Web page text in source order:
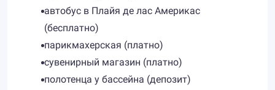
автобус в Плайя де лас Америкас
(бесплатно)
парикмахерская (платно)
сувенирный магазин (платно)
полотенца у бассейна (депозит)